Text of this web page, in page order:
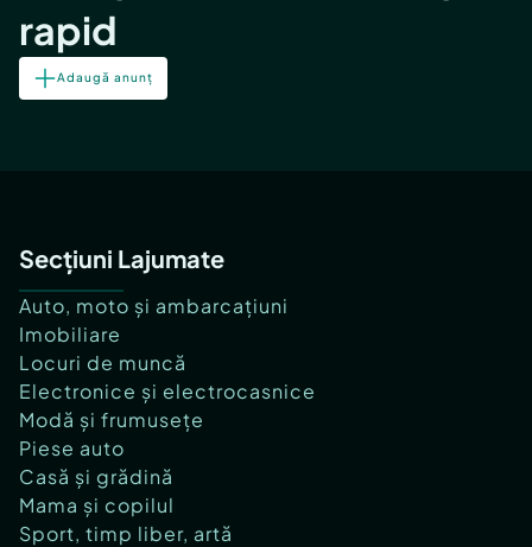
rapid
Adaugă anunț
Secțiuni Lajumate
Auto, moto și ambarcațiuni
Imobiliare
Locuri de muncă
Electronice și electrocasnice
Modă și frumusețe
Piese auto
Casă și grădină
Mama și copilul
Sport, timp liber, artă